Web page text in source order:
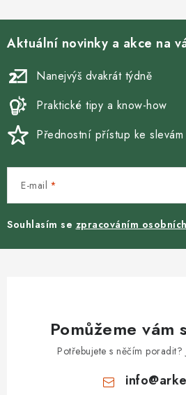
Aktuální novinky a akce na
Nanejvýš dvakrát týdně
Praktické tipy a know-how
Přednostní přístup ke
E-mail
Souhlasím se zpracováním
Pomůžeme vám
Potřebujete s něčím poradit?
info@